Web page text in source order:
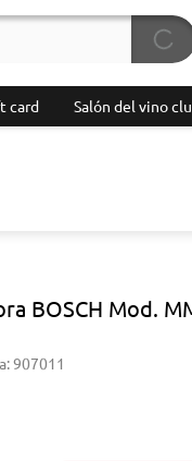
card Salón del vino
BOSCH Mod.
907011